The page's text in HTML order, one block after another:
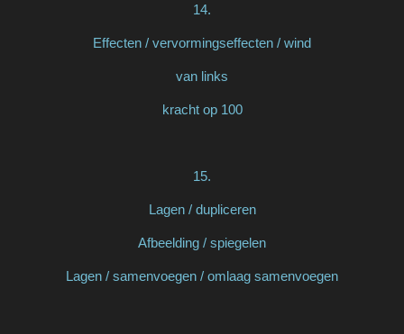
14.
Effecten / vervormingseffecten / wind
van links
kracht op 100
15.
Lagen / dupliceren
Afbeelding / spiegelen
Lagen / samenvoegen / omlaag samenvoegen